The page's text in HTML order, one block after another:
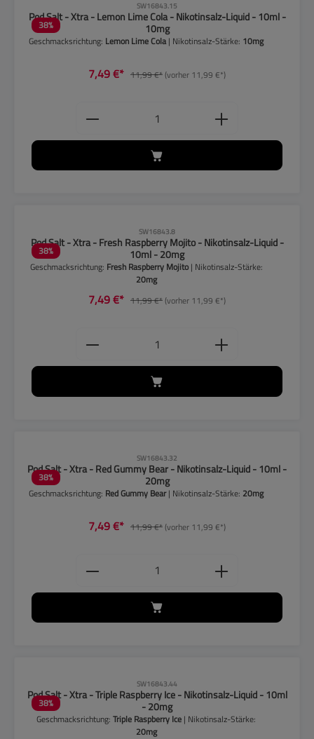
38%
SW16843.15
Pod Salt - Xtra - Lemon Lime Cola - Nikotinsalz-Liquid - 10ml -
10mg
Geschmacksrichtung: Lemon Lime Cola| Nikotinsalz-Stärke: 10mg
7,49 €* 11,99 €*(vorher 11,99 €*)
Produkt Anzahl: Gib den
38%
SW16843.8
Pod Salt - Xtra - Fresh Raspberry Mojito - Nikotinsalz-Liquid -
10ml - 20mg
Geschmacksrichtung: Fresh Raspberry Mojito | Nikotinsalz-Stärke:
20mg
7,49 €* 11,99 €*(vorher 11,99 €*)
Produkt Anzahl: Gib den
38%
SW16843.32
Pod Salt - Xtra - Red Gummy Bear - Nikotinsalz-Liquid - 10ml -
20mg
Geschmacksrichtung: Red Gummy Bear| Nikotinsalz-Stärke: 20mg
7,49 €* 11,99 €*(vorher 11,99 €*)
Produkt Anzahl: Gib den
38%
SW16843.44
Pod Salt - Xtra - Triple Raspberry Ice - Nikotinsalz-Liquid - 10ml
- 20mg
Geschmacksrichtung:Triple Raspberry Ice | Nikotinsalz-Stärke:
20mg